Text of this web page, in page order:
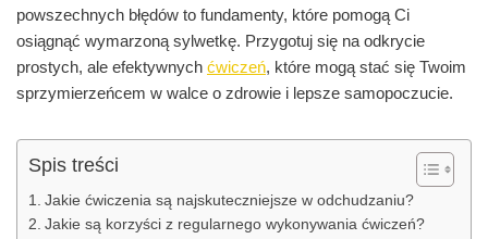
powszechnych błędów to fundamenty, które pomogą Ci
osiągnąć wymarzoną sylwetkę. Przygotuj się na odkrycie
prostych, ale efektywnych ćwiczeń, które mogą stać się Twoim
sprzymierzeńcem w walce o zdrowie i lepsze samopoczucie.
Spis treści
Jakie ćwiczenia są najskuteczniejsze w odchudzaniu?
Jakie są korzyści z regularnego wykonywania ćwiczeń?